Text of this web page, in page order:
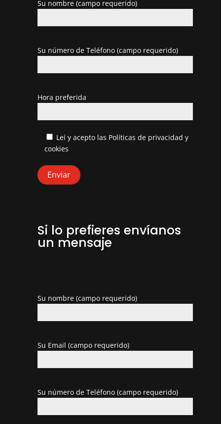
Su nombre (campo requerido)
Su número de Teléfono (campo requerido)
Hora preferida
Leí y acepto las Políticas de privacidad y
cookies
Si lo prefieres envíanos
un mensaje
Su nombre (campo requerido)
Su Email (campo requerido)
Su número de Teléfono (campo requerido)